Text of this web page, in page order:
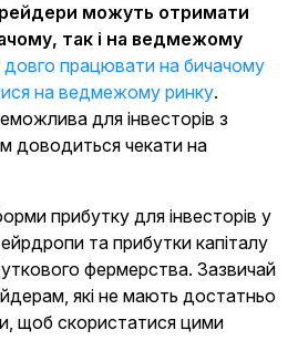
можуть отримати
так і на ведмежому
довго працювати на бичачому
на ведмежому ринку.
для інвесторів з
доводиться чекати на
прибутку для інвесторів у
та прибутки капіталу
фермерства. Зазвичай
які не мають достатньо
щоб скористатися цими